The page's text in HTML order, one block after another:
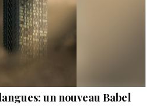
un nouveau Babel